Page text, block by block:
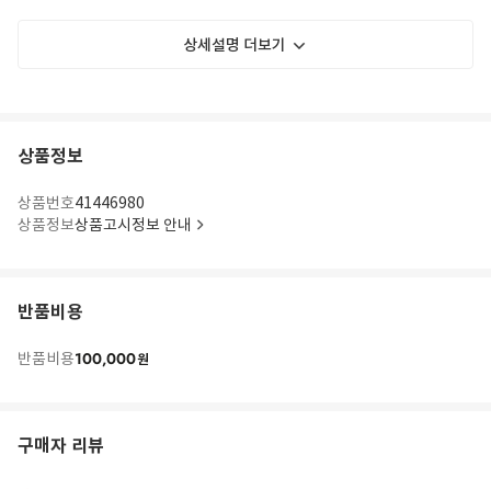
상세설명 더보기
상품정보
상품번호41446980
상품정보상품고시정보 안내
반품비용
반품비용100,000원
구매자 리뷰